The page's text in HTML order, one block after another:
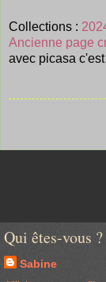
Collections :
Ancienne page
avec picasa
Qui êtes-vous ?
Sabine